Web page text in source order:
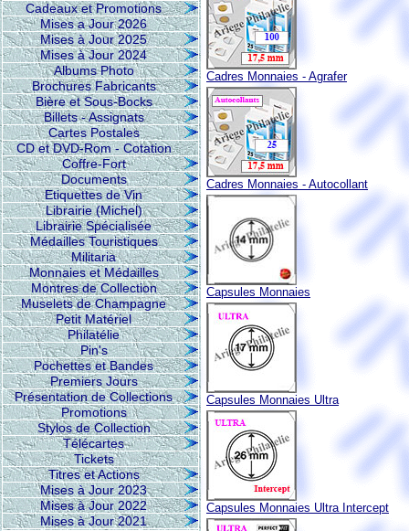
Cadeaux et Promotions
Mises a Jour 2026
Mises à Jour 2025
Mises à Jour 2024
Albums Photo
Brochures Fabricants
Bière et Sous-Bocks
Billets - Assignats
Cartes Postales
CD et DVD-Rom - Cotation
Coffre-Fort
Documents
Etiquettes de Vin
Librairie (Michel)
Librairie Spécialisée
Médailles Touristiques
Militaria
Monnaies et Médailles
Montres de Collection
Muselets de Champagne
Petit Matériel
Philatélie
Pin's
Pochettes et Bandes
Premiers Jours
Présentation de Collections
Promotions
Stylos de Collection
Télécartes
Tickets
Titres et Actions
Mises à Jour 2023
Mises à Jour 2022
Mises à Jour 2021
Cadres Monnaies - Agrafer
Cadres Monnaies - Autocollant
Capsules Monnaies
Capsules Monnaies Ultra
Capsules Monnaies Ultra Intercept